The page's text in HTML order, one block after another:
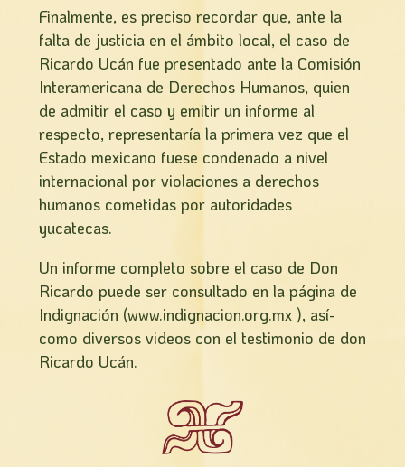
Finalmente, es preciso recordar que, ante la
falta de justicia en el ámbito local, el caso de
Ricardo Ucán fue presentado ante la Comisión
Interamericana de Derechos Humanos, quien
de admitir el caso y emitir un informe al
respecto, representaría la primera vez que el
Estado mexicano fuese condenado a nivel
internacional por violaciones a derechos
humanos cometidas por autoridades
yucatecas.
Un informe completo sobre el caso de Don
Ricardo puede ser consultado en la página de
Indignación (www.indignacion.org.mx ), así­
como diversos videos con el testimonio de don
Ricardo Ucán.